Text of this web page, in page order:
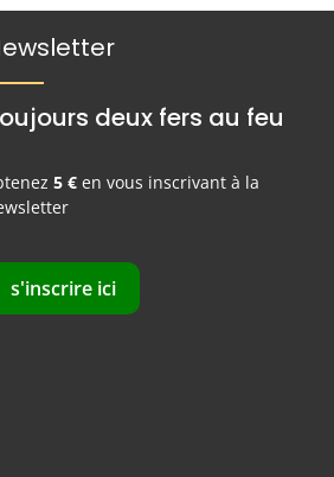
deux fers au feu
5 € en vous inscrivant à la
s'inscrire ici